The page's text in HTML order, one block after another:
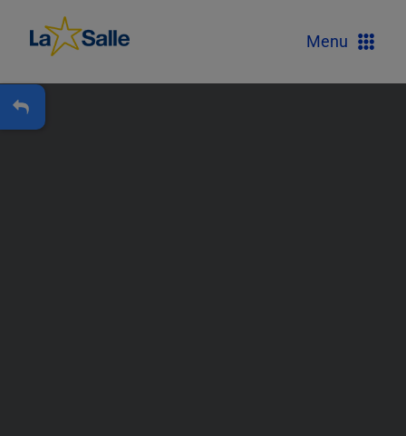
Menu